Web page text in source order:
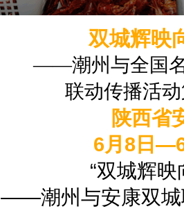
双城辉映
——潮州与全国名
联动传播活
陕西省
6月8日
“双城辉映
——潮州与安康双城